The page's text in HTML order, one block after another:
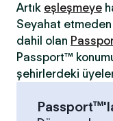
Artık eşleşmeye
Seyahat
dahil olan
Passport™
şehirlerdeki